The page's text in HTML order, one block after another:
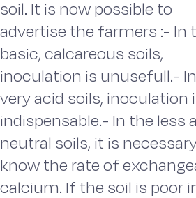
soil. It is now possible to
advertise the farmers :- In
basic, calcareous soils,
inoculation is unusefull.-
very acid soils, inoculation
indispensable.- In the less
neutral soils, it is
know the rate of
calcium. If the soil is poor